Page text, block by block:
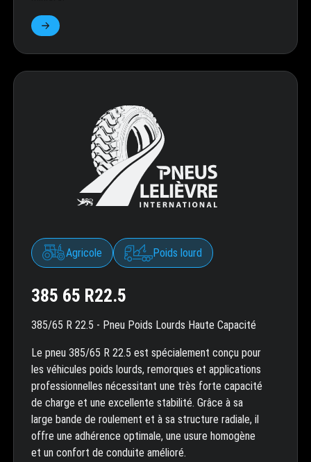
Agricole Poids lourd
385 65 R22.5
385/65 R 22.5 - Pneu Poids Lourds Haute Capacité
Le pneu 385/65 R 22.5 est spécialement conçu pour
les véhicules poids lourds, remorques et applications
professionnelles nécessitant une très forte capacité
de charge et une excellente stabilité. Grâce à sa
large bande de roulement et à sa structure radiale, il
offre une adhérence optimale, une usure homogène
et un confort de conduite amélioré.